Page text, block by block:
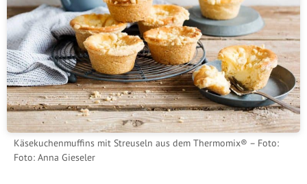
Käsekuchenmuffins mit Streuseln aus dem Thermomix® – Foto:
Foto: Anna Gieseler